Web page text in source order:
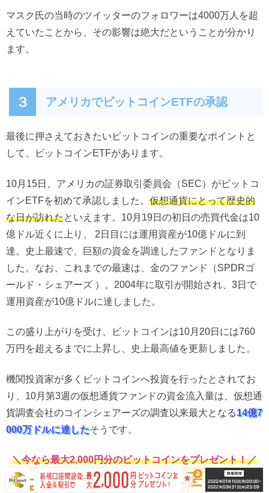
マスク氏の当時のツイッターのフォロワーは4000万人を超
えていたことから、その影響は絶大だということが分かり
ます。
３ アメリカでビットコインETFの承認
最後に押さえておきたいビットコインの重要なポイントと
して、ビットコインETFがあります。
10月15日、アメリカの証券取引委員会（SEC）がビットコ
インETFを初めて承認しました。 仮想通貨にとって歴史的
な日が訪れたといえます。10月19日の初日の売買代金は10
億ドル近くに上り、 2日目には運用資産が10億ドルに到
達。史上最速で、巨額の資金を調達したファンドとなりま
した。なお、これまでの最速は、金のファンド（SPDRゴ
ールド・シェアーズ ）。2004年に取引が開始され、3日で
運用資産が10億ドルに達しました。
この盛り上がりを受け、ビットコインは10月20日には760
万円を超えるまでに上昇し、史上最高値を更新しました。
機関投資家が多くビットコインへ投資を行ったとされてお
り、10月第3週の仮想通貨ファンドの資金流入量は、仮想通
貨調査会社のコインシェアーズの調査以来最大となる14億7
000万ドルに達したそうです。
＼今なら最大2,000円分のビットコインをプレゼント！／